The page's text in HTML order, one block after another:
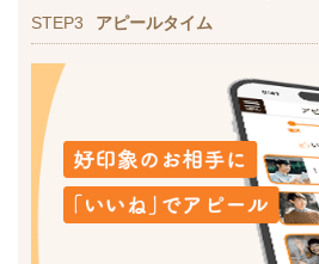
STEP3 アピールタイム